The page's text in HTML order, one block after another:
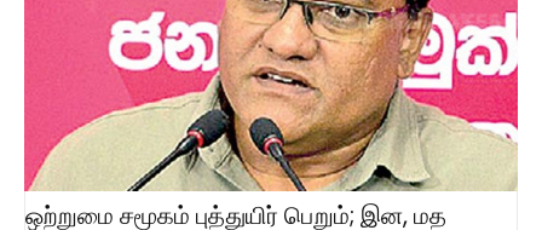
ஒற்றுமை சமூகம் புத்துயிர் பெறும்; இன, மத